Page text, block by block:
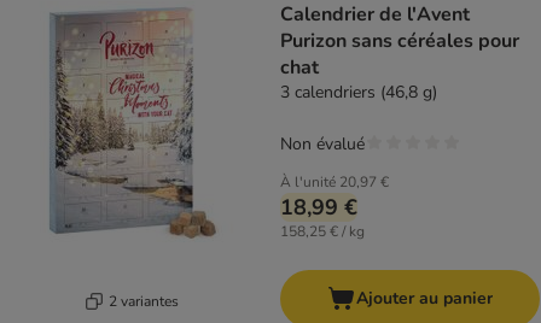
2 variantes
Calendrier de l'Avent
Purizon sans céréales pour
chat
3 calendriers (46,8 g)
À l'unité 20,97 €
18,99 €
158,25 € / kg
Non évalué
Ajouter au panier